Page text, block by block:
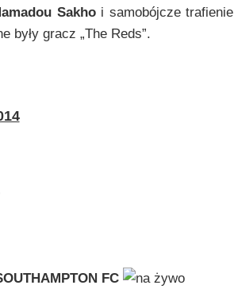
Sakhoi samobójcze trafienie
były gracz „The Reds”.
FC